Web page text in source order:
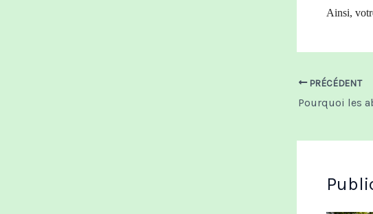
Ainsi,
PRÉCÉDENT